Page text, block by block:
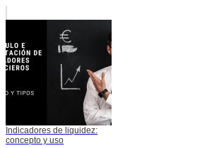
Indicadores de liquidez:
concepto y uso